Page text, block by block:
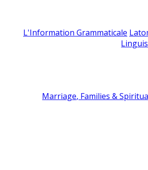
L'Information Grammaticale
Marriage, Families &